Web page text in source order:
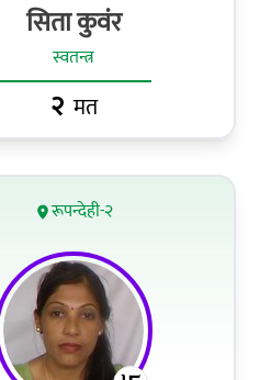
सिता कुवंर
स्वतन्त्र
२ मत
रूपन्देही-२